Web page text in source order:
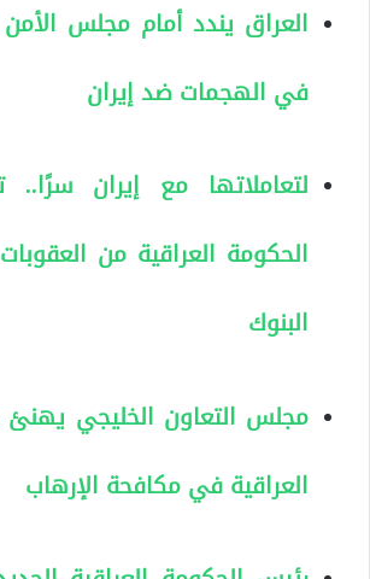
العراق يندد أمام مجلس الأمن
في الهجمات ضد إيران
لتعاملاتها مع إيران
الحكومة العراقية من
البنوك
مجلس التعاون الخليجي
العراقية في مكافحة الإرهاب